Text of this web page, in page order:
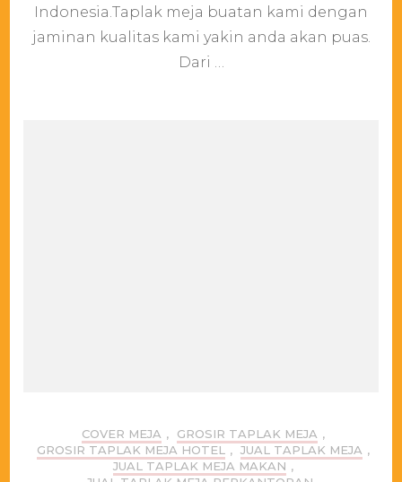
Menarik
Indonesia.Taplak meja buatan kami dengan
jaminan kualitas kami yakin anda akan puas.
Dari …
COVER MEJA , GROSIR TAPLAK MEJA ,
GROSIR TAPLAK MEJA HOTEL
, JUAL TAPLAK MEJA ,
JUAL TAPLAK MEJA MAKAN ,